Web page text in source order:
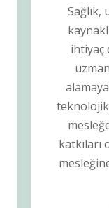
Sağlık,
ihtiyaç
katkıları